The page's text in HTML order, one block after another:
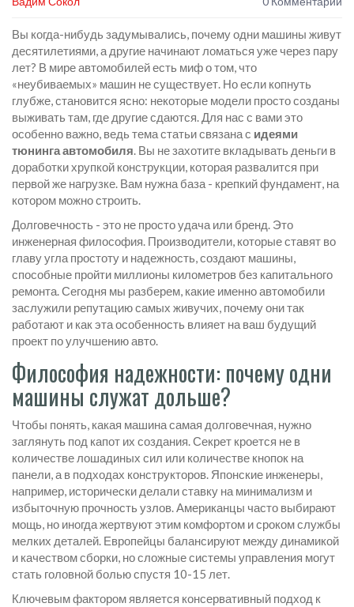
Вы когда-нибудь задумывались, почему одни машины живут
десятилетиями, а другие начинают ломаться уже через пару
лет? В мире автомобилей есть миф о том, что
«неубиваемых» машин не существует. Но если копнуть
глубже, становится ясно: некоторые модели просто созданы
выживать там, где другие сдаются. Для нас с вами это
особенно важно, ведь тема статьи связана с идеями
тюнинга автомобиля. Вы не захотите вкладывать деньги в
доработки хрупкой конструкции, которая развалится при
первой же нагрузке. Вам нужна база - крепкий фундамент, на
котором можно строить.
Долговечность - это не просто удача или бренд. Это
инженерная философия. Производители, которые ставят во
главу угла простоту и надежность, создают машины,
способные пройти миллионы километров без капитального
ремонта. Сегодня мы разберем, какие именно автомобили
заслужили репутацию самых живучих, почему они так
работают и как эта особенность влияет на ваш будущий
проект по улучшению авто.
Философия надежности: почему одни
машины служат дольше?
Чтобы понять, какая машина самая долговечная, нужно
заглянуть под капот их создания. Секрет кроется не в
количестве лошадиных сил или количестве кнопок на
панели, а в подходах конструкторов. Японские инженеры,
например, исторически делали ставку на минимализм и
избыточную прочность узлов. Американцы часто выбирают
мощь, но иногда жертвуют этим комфортом и сроком службы
мелких деталей. Европейцы балансируют между динамикой
и качеством сборки, но сложные системы управления могут
стать головной болью спустя 10-15 лет.
Ключевым фактором является консервативный подход к